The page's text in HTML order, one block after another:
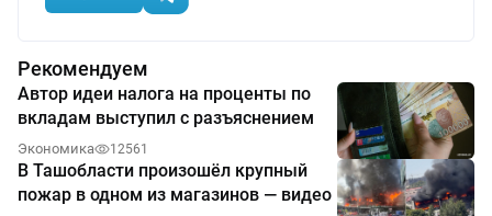
Рекомендуем
Автор идеи налога на проценты по
вкладам выступил с разъяснением
Экономика 12561
В Ташобласти произошёл крупный
пожар в одном из магазинов — видео